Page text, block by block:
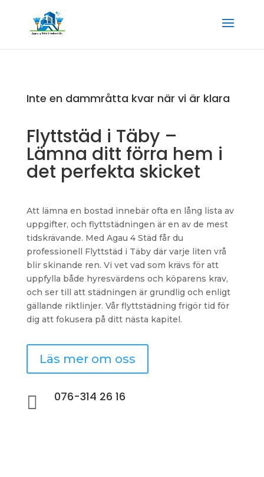
Inte en dammråtta kvar när vi är klara
Flyttstäd i Täby –
Lämna ditt förra hem i
det perfekta skicket
Att lämna en bostad innebär ofta en lång lista av
uppgifter, och flyttstädningen är en av de mest
tidskrävande. Med Agau 4 Städ får du
professionell Flyttstäd i Täby där varje liten vrå
blir skinande ren. Vi vet vad som krävs för att
uppfylla både hyresvärdens och köparens krav,
och ser till att städningen är grundlig och enligt
gällande riktlinjer. Vår flyttstädning frigör tid för
dig att fokusera på ditt nästa kapitel.
Läs mer om oss
 076-314 26 16